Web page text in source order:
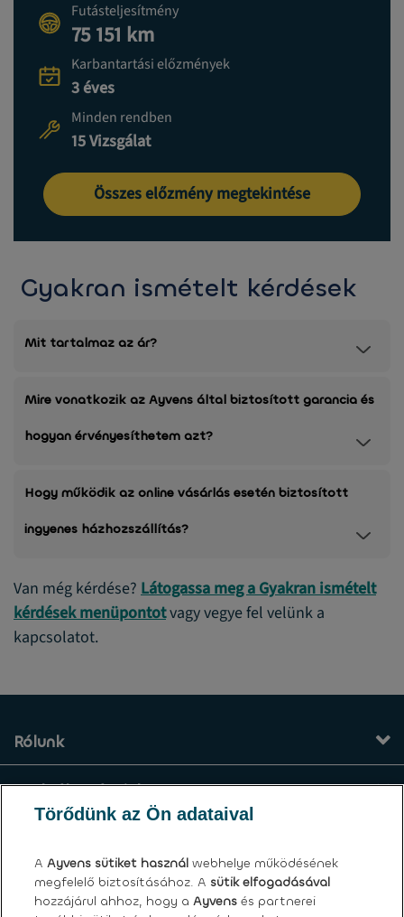
Futásteljesítmény
75 151 km
Karbantartási előzmények
3 éves
Minden rendben
15 Vizsgálat
Összes előzmény megtekintése
Gyakran ismételt kérdések
Mit tartalmaz az ár?
Mire vonatkozik az Ayvens által biztosított garancia és
hogyan érvényesíthetem azt?
Hogy működik az online vásárlás esetén biztosított
ingyenes házhozszállítás?
Van még kérdése? Látogassa meg a Gyakran ismételt
kérdések menüpontotvagy vegye fel velünk a
kapcsolatot.
Rólunk
Szolgáltatásaink
Általános felhasználási feltételek
Törődünk az Ön adataival
AAyvens sütiket használ webhelye működésének
megfelelő biztosításához. A sütik elfogadásával
hozzájárul ahhoz, hogy aAyvens és partnerei